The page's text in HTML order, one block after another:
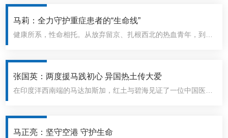
关赋能关键核心技术突破，以潜心育人浇灌青年成长沃土，笃行
实干、矢志求索，用坚守诠释科研报国理想，用行动彰显立德树
人初心，展现了新时代农工党员和高校教师的价值追求和使命担
马莉：全力守护重症患者的“生命线”
健康所系，性命相托。从放弃留京、扎根西北的热血青年，到甘
U，到灾难与疫情面前逆行出征、冲锋在前；从深耕临床守护患
者，到牵头医联体帮扶、带动基层医疗能力提升，农工党甘肃省
委会常委、兰州大学第二医院重症医学科主任马莉，在急诊重症
张国英：两度援马践初心 异国热土传大爱
在印度洋西南端的马达加斯加，红土与碧海见证了一位中国医生
中医科主任医师、第24批中国援马达加斯加医疗队东方点点长张
国英。张国英以“参政报国、履职为民”的信念为指引，将中医智
马正亮：坚守空港 守护生命